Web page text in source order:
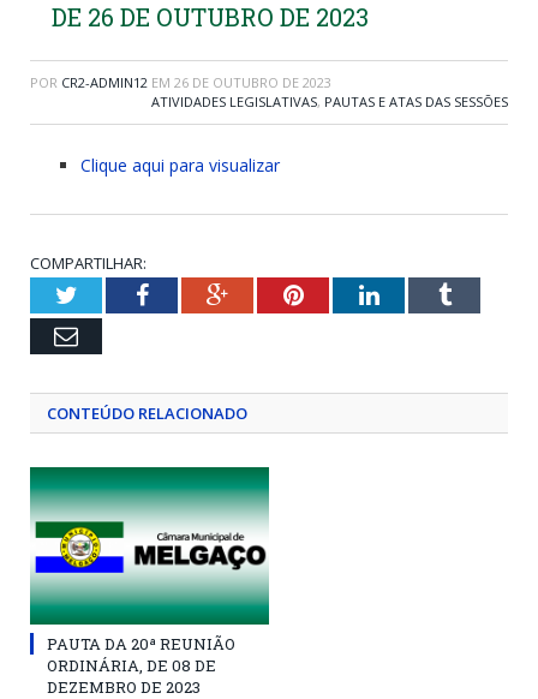
DE 26 DE OUTUBRO DE 2023
POR CR2-ADMIN12 EM 26 DE OUTUBRO DE 2023
ATIVIDADES LEGISLATIVAS, PAUTAS E ATAS DAS SESSÕES
Clique aqui para visualizar
COMPARTILHAR:
TwitterFacebookGoogle+PinterestLinkedInTumblr
Email
CONTEÚDO RELACIONADO
PAUTA DA 20ª REUNIÃO
ORDINÁRIA, DE 08 DE
DEZEMBRO DE 2023